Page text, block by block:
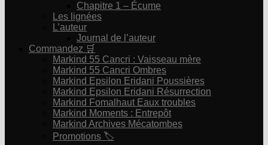
Chapitre 1 – Écume
Les lignées
L’auteur
Journal de l’auteur
Commandez 🛒
Markind 55 Cancri : Vaisseau mère
Markind 55 Cancri Ombres
Markind Epsilon Eridani Poussières
Markind Epsilon Eridani Résurrection
Markind Fomalhaut Eaux troubles
Markind Moments : Entrepôt
Markind Archives Mécatombes
Promotions 🏷